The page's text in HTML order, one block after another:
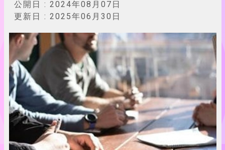
公開日 : 2024年08月07日
更新日 : 2025年06月30日